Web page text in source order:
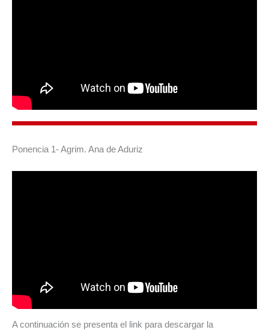
Ponencia 1- Agrim. Ana de Aduriz
A continuación se presenta el link para descargar la